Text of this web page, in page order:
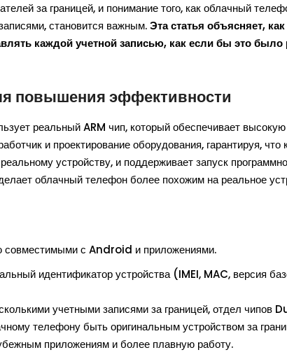
за границей, и понимание того, как облачный
становится важным.Эта статья объясняет,
каждой учетной записью, как если бы это было
повышения эффективности
реальный ARM чип, который обеспечивает высокую
и проектирование оборудования, гарантируя, что
устройству, и поддерживает запуск
облачный телефон более похожим на реальное
совместимыми с Android и приложениями.
идентификатор устройства (IMEI, MAC, версия
учетными записями за границей, отдел чипов
телефону быть оригинальным устройством за
приложениям и более плавную работу.